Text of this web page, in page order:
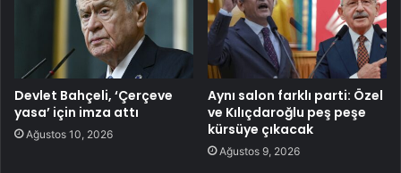
Devlet Bahçeli, ‘Çerçeve
yasa’ için imza attı
Ağustos 10, 2026
Aynı salon farklı parti: Özel
ve Kılıçdaroğlu peş peşe
kürsüye çıkacak
Ağustos 9, 2026